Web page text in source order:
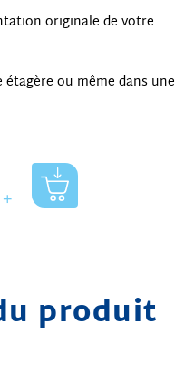
originale de votre
ou même dans une
+
produit